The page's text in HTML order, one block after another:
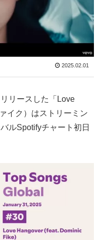
2025.02.01
リースした「Love
イク）はストリーミン
ルSpotifyチャート初日